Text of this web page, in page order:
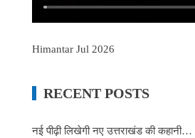
Himantar Jul 2026
RECENT POSTS
नई पीढ़ी लिखेगी नए उत्तराखंड की कहानी…